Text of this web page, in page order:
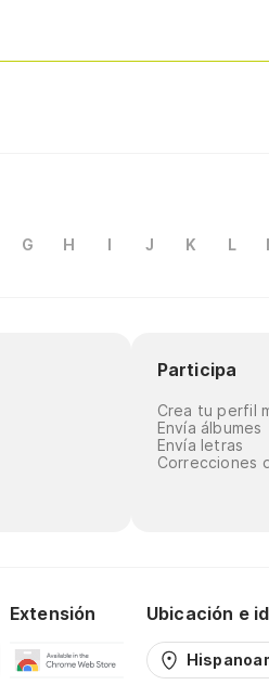
G H I J K L
Participa
Crea tu perfil
Envía álbumes
Envía letras
Correcciones
Extensión Ubicación e